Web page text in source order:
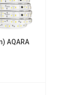
AQARA